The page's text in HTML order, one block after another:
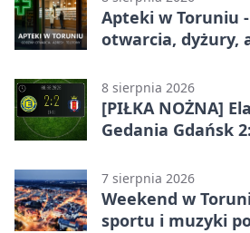
Apteki w Toruniu
otwarcia, dyżury,
8 sierpnia 2026
[PIŁKA NOŻNA]
Gedania Gdańsk
7 sierpnia 2026
Weekend w
sportu i muzyki